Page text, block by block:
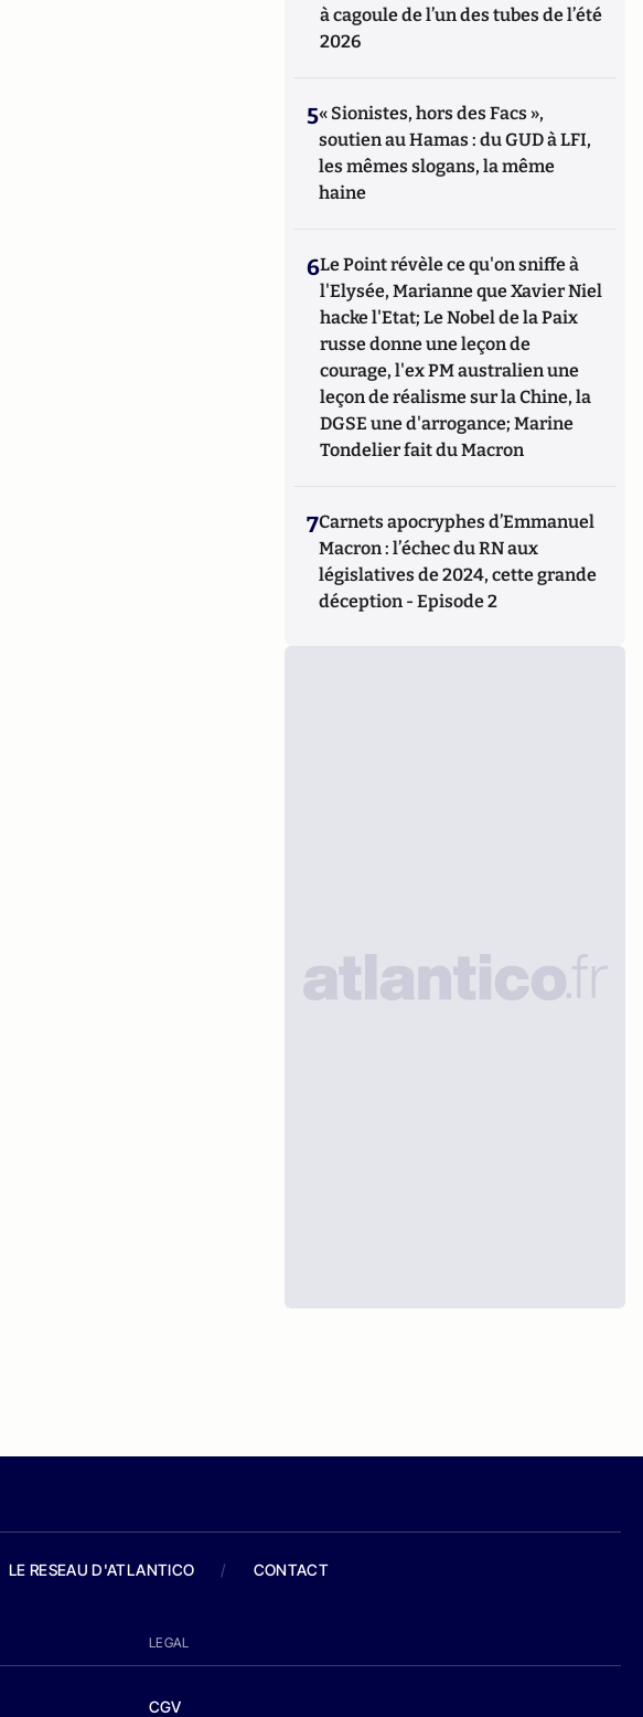
à cagoule de l’un des tubes de l’été
2026
5« Sionistes, hors des Facs »,
soutien au Hamas : du GUD à LFI,
les mêmes slogans, la même
haine
6Le Point révèle ce qu'on sniffe à
l'Elysée, Marianne que Xavier Niel
hacke l'Etat; Le Nobel de la Paix
russe donne une leçon de
courage, l'ex PM australien une
leçon de réalisme sur la Chine, la
DGSE une d'arrogance; Marine
Tondelier fait du Macron
7Carnets apocryphes d’Emmanuel
Macron : l’échec du RN aux
législatives de 2024, cette grande
déception - Episode 2
LE RESEAU D'ATLANTICO / CONTACT
LEGAL
CGV